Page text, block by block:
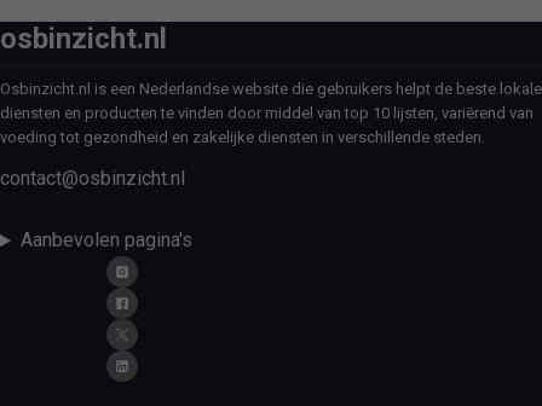
osbinzicht.nl
Osbinzicht.nl is een Nederlandse website die gebruikers helpt de beste lokale
diensten en producten te vinden door middel van top 10 lijsten, variërend van
voeding tot gezondheid en zakelijke diensten in verschillende steden.
contact@osbinzicht.nl
Aanbevolen pagina's